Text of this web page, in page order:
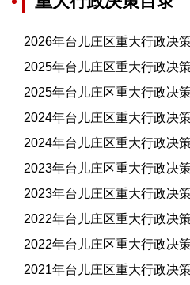
2026年台儿庄区重大行政决
2025年台儿庄区重大行政决
2025年台儿庄区重大行政决
2024年台儿庄区重大行政决
2024年台儿庄区重大行政决
2023年台儿庄区重大行政决
2023年台儿庄区重大行政决
2022年台儿庄区重大行政决
2022年台儿庄区重大行政决
2021年台儿庄区重大行政决